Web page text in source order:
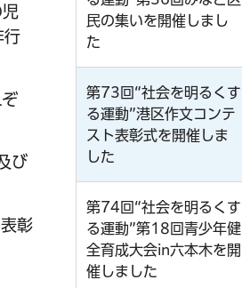
児
行
び
彰
民の集いを開催しまし
た
第73回“社会を明るくす
る運動”港区作文コンテ
スト表彰式を開催しま
した
第74回“社会を明るくす
る運動”第18回⻘少年健
全育成⼤会in六本⽊を開
催しました